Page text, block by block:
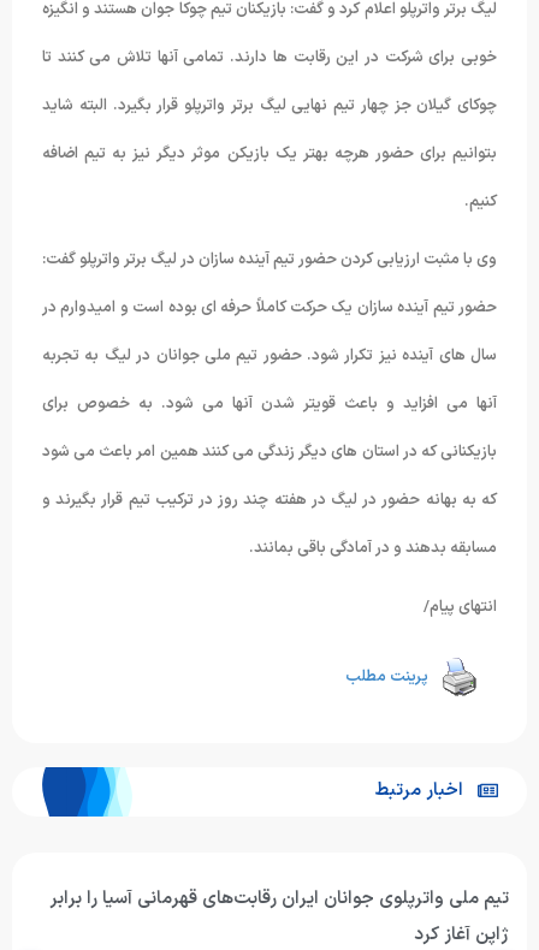
لیگ برتر واترپلو اعلام کرد و گفت: بازیکنان تیم چوکا جوان هستند و انگیزه
خوبی برای شرکت در این رقابت ها دارند. تمامی آنها تلاش می کنند تا
چوکای گیلان جز چهار تیم نهایی لیگ برتر واترپلو قرار بگیرد. البته شاید
بتوانیم برای حضور هرچه بهتر یک بازیکن موثر دیگر نیز به تیم اضافه
کنیم.
وی با مثبت ارزیابی کردن حضور تیم آینده سازان در لیگ برتر واترپلو گفت:
حضور تیم آینده سازان یک حرکت کاملاً حرفه ای بوده است و امیدوارم در
سال های آینده نیز تکرار شود. حضور تیم ملی جوانان در لیگ به تجربه
آنها می افزاید و باعث قویتر شدن آنها می شود. به خصوص برای
بازیکنانی که در استان های دیگر زندگی می کنند همین امر باعث می شود
که به بهانه حضور در لیگ در هفته چند روز در ترکیب تیم قرار بگیرند و
مسابقه بدهند و در آمادگی باقی بمانند.
انتهای پیام/
پرینت مطلب
اخبار مرتبط
تیم ملی واترپلوی جوانان ایران رقابت‌های قهرمانی آسیا را برابر
ژاپن آغاز کرد